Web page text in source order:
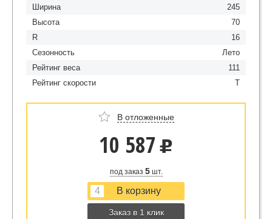
Ширина
245
Высота
70
R
16
Сезонность
Лето
Рейтинг веса
111
Рейтинг скорости
T
В отложенные
10 587 u
под заказ 5шт.
Заказ в 1 клик